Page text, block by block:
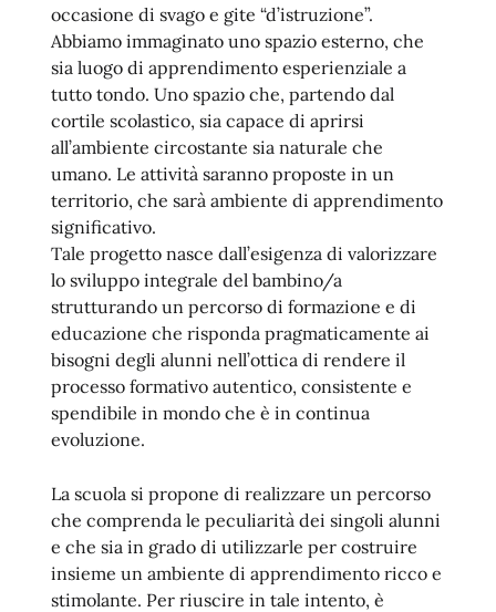
occasione di svago e gite “d’istruzione”.
Abbiamo immaginato uno spazio esterno, che
sia luogo di apprendimento esperienziale a
tutto tondo. Uno spazio che, partendo dal
cortile scolastico, sia capace di aprirsi
all’ambiente circostante sia naturale che
umano. Le attività saranno proposte in un
territorio, che sarà ambiente di apprendimento
significativo.
Tale progetto nasce dall’esigenza di valorizzare
lo sviluppo integrale del bambino/a
strutturando un percorso di formazione e di
educazione che risponda pragmaticamente ai
bisogni degli alunni nell’ottica di rendere il
processo formativo autentico, consistente e
spendibile in mondo che è in continua
evoluzione.
La scuola si propone di realizzare un percorso
che comprenda le peculiarità dei singoli alunni
e che sia in grado di utilizzarle per costruire
insieme un ambiente di apprendimento ricco e
stimolante. Per riuscire in tale intento, è